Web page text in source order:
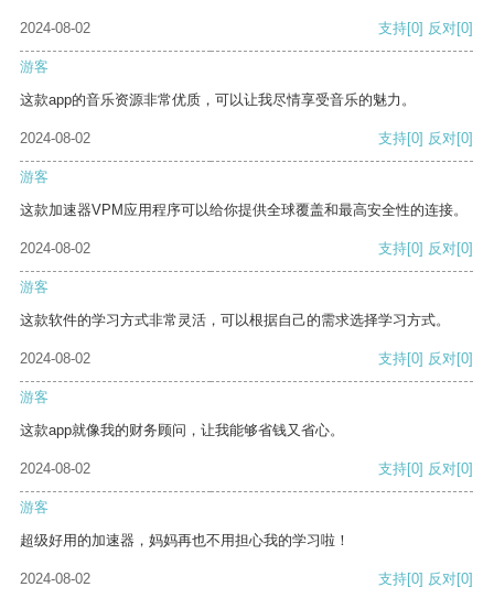
2024-08-02 支持[0] 反对[0]
游客
这款app的音乐资源非常优质，可以让我尽情享受音乐的魅力。
2024-08-02 支持[0] 反对[0]
游客
这款加速器VPM应用程序可以给你提供全球覆盖和最高安全性的连接。
2024-08-02 支持[0] 反对[0]
游客
这款软件的学习方式非常灵活，可以根据自己的需求选择学习方式。
2024-08-02 支持[0] 反对[0]
游客
这款app就像我的财务顾问，让我能够省钱又省心。
2024-08-02 支持[0] 反对[0]
游客
超级好用的加速器，妈妈再也不用担心我的学习啦！
2024-08-02 支持[0] 反对[0]